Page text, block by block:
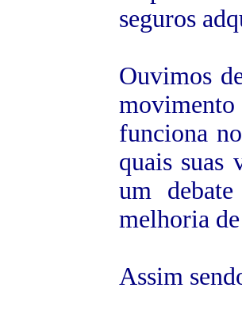
seguros
Ouvimos
funciona
quais suas
um
melhoria de
Assim